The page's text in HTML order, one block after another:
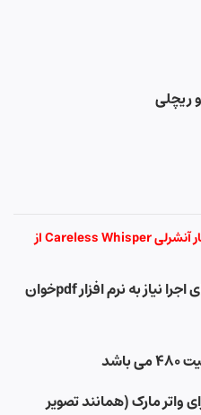
ریچلی
نکات قابل توجه ، قبل از اجرای نت گیتار آنشرلی Careless Whisper از
فرمت فایل نت pdf است ، برای اجرا نیاز به نرم افزار pdfخوان
واتر مارک (همانند تصویر